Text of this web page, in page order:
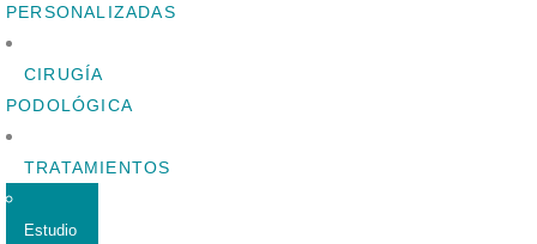
PERSONALIZADAS
CIRUGÍA
PODOLÓGICA
TRATAMIENTOS
Estudio